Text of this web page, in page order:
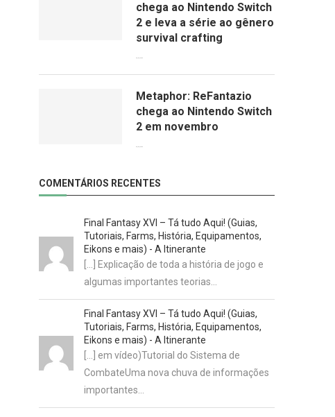
chega ao Nintendo Switch
2 e leva a série ao gênero
survival crafting
Metaphor: ReFantazio
chega ao Nintendo Switch
2 em novembro
COMENTÁRIOS RECENTES
Final Fantasy XVI – Tá tudo Aqui! (Guias,
Tutoriais, Farms, História, Equipamentos,
Eikons e mais) - A Itinerante
[…] Explicação de toda a história de jogo e
algumas importantes teorias…
Final Fantasy XVI – Tá tudo Aqui! (Guias,
Tutoriais, Farms, História, Equipamentos,
Eikons e mais) - A Itinerante
[…] em vídeo)Tutorial do Sistema de
CombateUma nova chuva de informações
importantes…